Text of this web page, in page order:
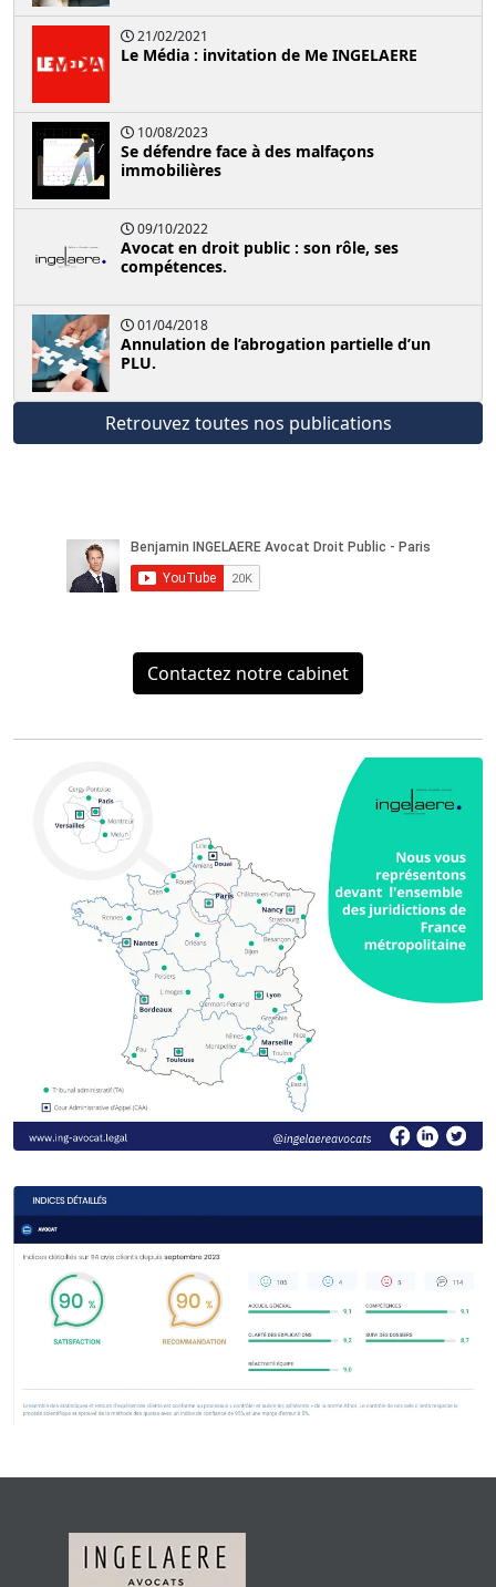
21/02/2021
Le Média : invitation de Me INGELAERE
10/08/2023
Se défendre face à des malfaçons
immobilières
09/10/2022
Avocat en droit public : son rôle, ses
compétences.
01/04/2018
Annulation de l’abrogation partielle d’un
PLU.
Retrouvez toutes nos publications
Contactez notre cabinet